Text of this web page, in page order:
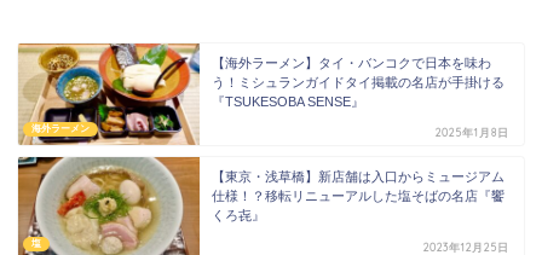
海外ラーメン
【海外ラーメン】タイ・バンコクで日本を味わ
う！ミシュランガイドタイ掲載の名店が手掛ける
『TSUKESOBA SENSE』
2025年1月8日
塩
【東京・浅草橋】新店舗は入口からミュージアム
仕様！？移転リニューアルした塩そばの名店『饗
くろ㐂』
2023年12月25日